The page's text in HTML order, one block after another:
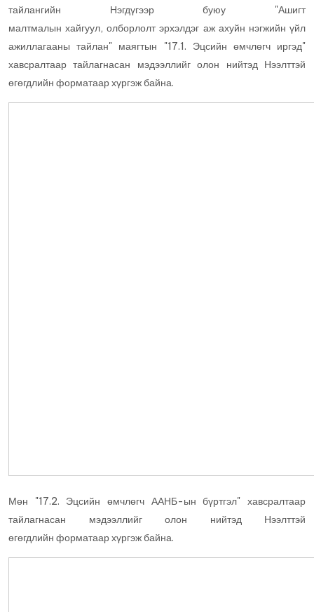
тайлангийн Нэгдүгээр буюу "Ашигт
малтмалын хайгуул, олборлолт эрхэлдэг аж ахуйн нэгжийн үйл
ажиллагааны тайлан" маягтын "17.1. Эцсийн өмчлөгч иргэд"
хавсралтаар тайлагнасан мэдээллийг олон нийтэд Нээлттэй
өгөгдлийн форматаар хүргэж байна.
Мөн "17.2. Эцсийн өмчлөгч ААНБ-ын бүртгэл" хавсралтаар
тайлагнасан мэдээллийг олон нийтэд Нээлттэй
өгөгдлийн форматаар хүргэж байна.